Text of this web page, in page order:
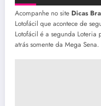
Acompanhe no site Dicas
Lotofácil que acontece de
Lotofácil é a segunda
atrás somente da Mega Sena.